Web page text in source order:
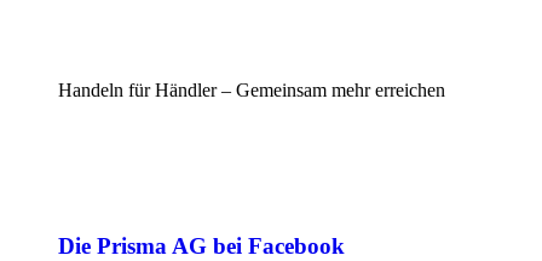
Handeln für Händler – Gemeinsam mehr erreichen
Die Prisma AG bei Facebook